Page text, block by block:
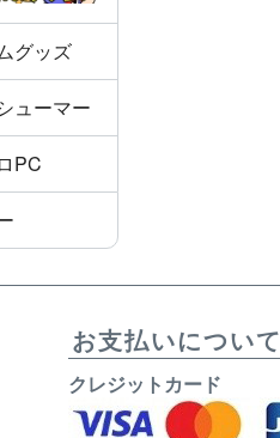
グッズ
ューマー
PC
お支払いについて
クレジットカード